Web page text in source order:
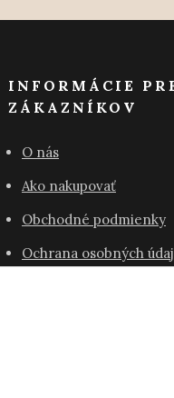
INFORMÁCIE
ZÁKAZNÍKOV
O nás
Ako nakupovať
Obchodné podmienky
Ochrana osobných